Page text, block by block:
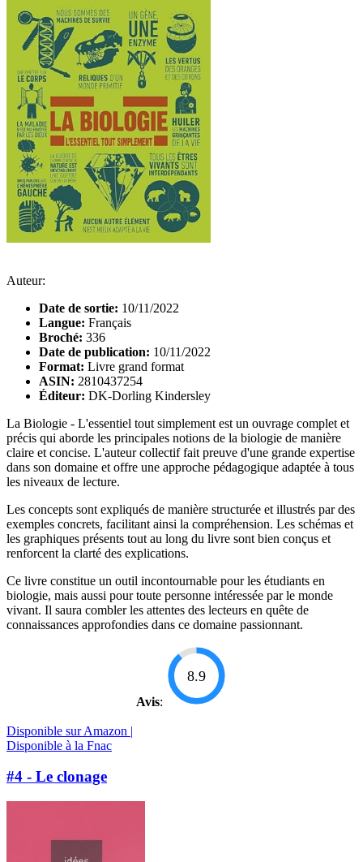
Auteur:
Date de sortie: 10/11/2022
Langue: Français
Broché: 336
Date de publication: 10/11/2022
Format: Livre grand format
ASIN: 2810437254
Éditeur: DK-Dorling Kindersley
La Biologie - L'essentiel tout simplement est un ouvrage complet et
précis qui aborde les principales notions de la biologie de manière
claire et concise. L'auteur collectif fait preuve d'une grande expertise
dans son domaine et offre une approche pédagogique adaptée à tous
les niveaux de lecture.
Les concepts sont expliqués de manière structurée et illustrés par des
exemples concrets, facilitant ainsi la compréhension. Les schémas et
les graphiques présents tout au long du livre sont bien conçus et
renforcent la clarté des explications.
Ce livre constitue un outil incontournable pour les étudiants en
biologie, mais aussi pour toute personne intéressée par le monde
vivant. Il saura combler les attentes des lecteurs en quête de
connaissances approfondies dans ce domaine passionnant.
Avis:
8.9
Disponible sur Amazon |
Disponible à la Fnac
#4 - Le clonage